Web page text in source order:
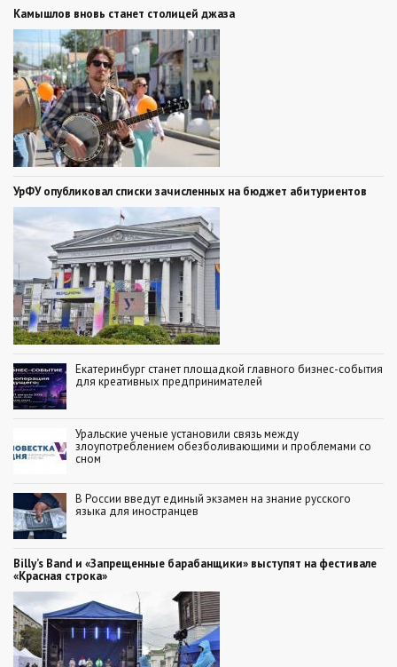
Камышлов вновь станет столицей джаза
УрФУ опубликовал списки зачисленных на бюджет абитуриентов
Екатеринбург станет площадкой главного бизнес-события
для креативных предпринимателей
Уральские ученые установили связь между
злоупотреблением обезболивающими и проблемами со
сном
В России введут единый экзамен на знание русского
языка для иностранцев
Billy’s Band и «Запрещенные барабанщики» выступят на фестивале
«Красная строка»